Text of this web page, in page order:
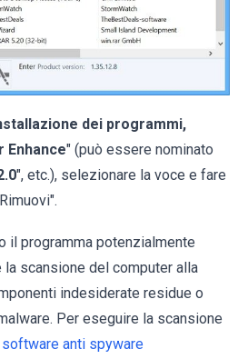
dei programmi,
Enhance" (può essere nominato
", etc.), selezionare la voce e fare
il programma potenzialmente
scansione del computer alla
indesiderate residue o
Per eseguire la scansione
software anti spyware